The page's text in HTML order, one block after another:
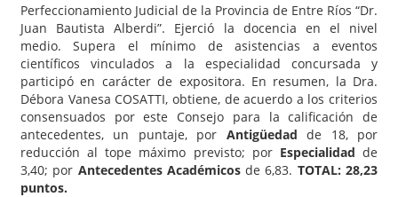
Perfeccionamiento Judicial de la Provincia de Entre Ríos “Dr.
Juan Bautista Alberdi”. Ejerció la docencia en el nivel
medio. Supera el mínimo de asistencias a eventos
científicos vinculados a la especialidad concursada y
participó en carácter de expositora. En resumen, la Dra.
Débora Vanesa COSATTI, obtiene, de acuerdo a los criterios
consensuados por este Consejo para la calificación de
antecedentes, un puntaje, por Antigüedadde 18, por
reducción al tope máximo previsto; por Especialidadde
3,40; por Antecedentes Académicosde 6,83. TOTAL: 28,23
puntos.